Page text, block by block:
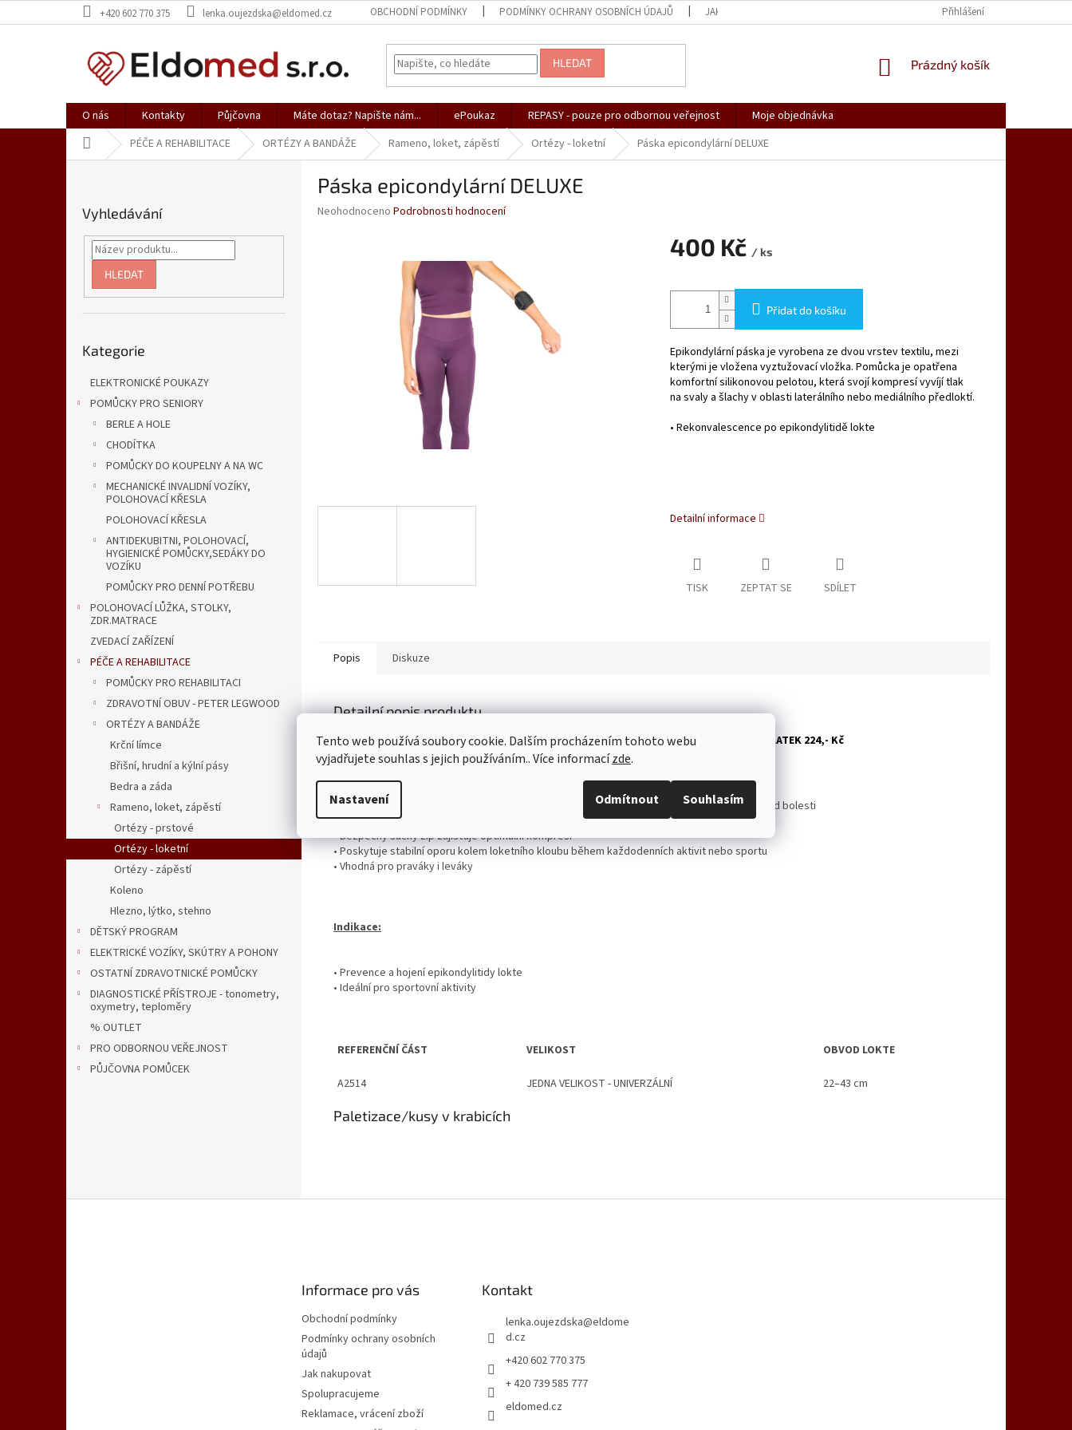
Tento web používá soubory cookie. Dalším procházením tohoto webu
vyjadřujete souhlas s jejich používáním.. Více informacízde.
Nastavení Odmítnout Souhlasím
na
+420 602 770 375 lenka.oujezdska@eldomed.cz OBCHODNÍ PODMÍNKY PODMÍNKY OCHRANY OSOBNÍCH ÚDAJŮ JAK NAKUPOVAT REKLAMACE, VRÁCENÍ ZBOŽÍ
Přihlášení
HLEDAT
NÁKUPNÍ
Prázdný košík
O nás Kontakty Půjčovna Máte dotaz? Napište nám... ePoukaz REPASY - pouze pro odbornou veřejnost
Moje objednávka
Domů PÉČE A REHABILITACE ORTÉZY A BANDÁŽE Rameno, loket, zápěstí Ortézy - loketní Páska epicondylární DELUXE
Vyhledávání
HLEDAT
kategorie
Kategorie
ELEKTRONICKÉ POUKAZY
POMŮCKY PRO SENIORY
BERLE A HOLE
CHODÍTKA
POMŮCKY DO KOUPELNY A NA WC
MECHANICKÉ INVALIDNÍ VOZÍKY,
POLOHOVACÍ KŘESLA
POLOHOVACÍ KŘESLA
ANTIDEKUBITNI, POLOHOVACÍ,
HYGIENICKÉ POMŮCKY,SEDÁKY DO
VOZÍKU
POMŮCKY PRO DENNÍ POTŘEBU
POLOHOVACÍ LŮŽKA, STOLKY,
ZDR.MATRACE
ZVEDACÍ ZAŘÍZENÍ
PÉČE A REHABILITACE
POMŮCKY PRO REHABILITACI
ZDRAVOTNÍ OBUV - PETER LEGWOOD
ORTÉZY A BANDÁŽE
Krční límce
Břišní, hrudní a kýlní pásy
Bedra a záda
Rameno, loket, zápěstí
Ortézy - prstové
Ortézy - loketní
Ortézy - zápěstí
Koleno
Hlezno, lýtko, stehno
DĚTSKÝ PROGRAM
ELEKTRICKÉ VOZÍKY, SKÚTRY A POHONY
OSTATNÍ ZDRAVOTNICKÉ POMŮCKY
DIAGNOSTICKÉ PŘÍSTROJE - tonometry,
oxymetry, teploměry
% OUTLET
PRO ODBORNOU VEŘEJNOST
PŮJČOVNA POMŮCEK
Páska epicondylární DELUXE
Průměrné
Neohodnoceno Podrobnosti hodnocení
400 Kč / ks
cena:
Přidat do košíku
Epikondylární páska je vyrobena ze dvou vrstev textilu, mezi
kterými je vložena vyztužovací vložka. Pomůcka je opatřena
komfortní silikonovou pelotou, která svojí kompresí vyvíjí tlak
na svaly a šlachy v oblasti laterálního nebo mediálního předloktí.
• Rekonvalescence po epikondylitidě lokte
Detailní informace
TISK ZEPTAT SE SDÍLET
Popis Diskuze
Detailní popis produktu
částečně HRAZENO ZDRAV. POJIŠŤOVNOU , ÚHRADA: 176,- Kč, kód SÚKL: 5000736, DOPLATEK 224,- Kč
• Silikonová tlaková podložka poskytuje cílenou oporu šlachám předloktí pro účinnou úlevu od bolesti
• Navržena pro snížení svalového napětí a zmírnění nepohodlí a opakovaných pohybů
• Bezpečný suchý zip zajišťuje optimální kompresi
• Poskytuje stabilní oporu kolem loketního kloubu během každodenních aktivit nebo sportu
• Vhodná pro praváky i leváky
Indikace:
• Prevence a hojení epikondylitidy lokte
• Ideální pro sportovní aktivity
REFERENČNÍ ČÁST VELIKOST OBVOD LOKTE
A2514 JEDNA VELIKOST - UNIVERZÁLNÍ 22–43 cm
Paletizace/kusy v krabicích
Informace pro vás
Obchodní podmínky
Podmínky ochrany osobních
údajů
Jak nakupovat
Spolupracujeme
Reklamace, vrácení zboží
Kontakt
lenka.oujezdska@eldome
d.cz
+420 602 770 375
+ 420 739 585 777
eldomed.cz